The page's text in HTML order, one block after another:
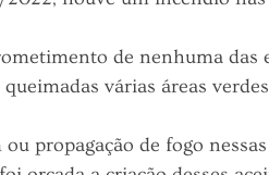
de nenhuma das
várias áreas
propagação de fogo